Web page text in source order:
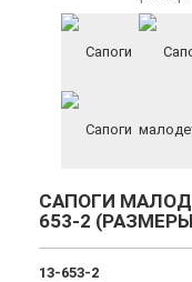
САПОГИ
653-2
13-653-2